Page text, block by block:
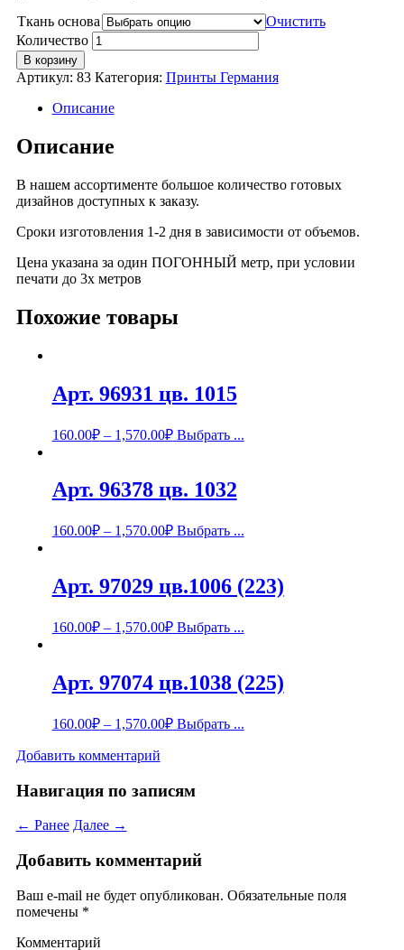
Ткань основа
Очистить
Количество
В корзину
Артикул: 83 Категория: Принты Германия
Описание
Описание
В нашем ассортименте большое количество готовых
дизайнов доступных к заказу.
Сроки изготовления 1-2 дня в зависимости от объемов.
Цена указана за один ПОГОННЫЙ метр, при условии
печати до 3х метров
Похожие товары
Арт. 96931 цв. 1015
160.00₽– 1,570.00₽ Выбрать ...
Арт. 96378 цв. 1032
160.00₽– 1,570.00₽ Выбрать ...
Арт. 97029 цв.1006 (223)
160.00₽– 1,570.00₽ Выбрать ...
Арт. 97074 цв.1038 (225)
160.00₽– 1,570.00₽ Выбрать ...
Добавить комментарий
Навигация по записям
← Ранее Далее →
Добавить комментарий
Ваш e-mail не будет опубликован. Обязательные поля
помечены *
Комментарий